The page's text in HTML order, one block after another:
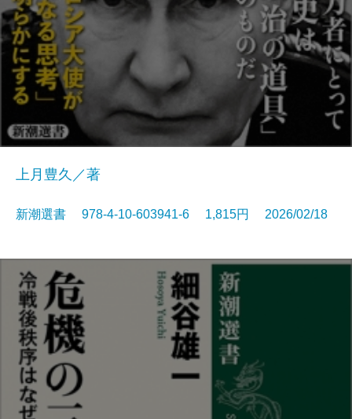
上月豊久／著
新潮選書 978-4-10-603941-6 1,815円 2026/02/18